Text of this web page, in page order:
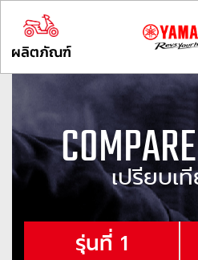
ผลิตภัณฑ์
เปรียบเ
รุ่นที่ 1